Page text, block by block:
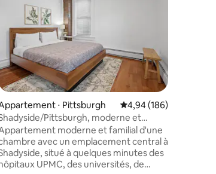
sur 5
sur la base de 249 commentaires : 4,9 sur 5
⋅ Pittsburgh Évaluation moyenne
4,94 (186)
Pittsburgh, moderne et
1 chambre avec parking
moderne et familial d'une
avec un emplacement central à
situé à quelques minutes des
UPMC, des universités, de